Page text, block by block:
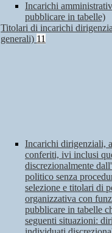
Incarichi
pubblicare in tabelle)
Titolari di incarichi
generali) 11
Incarichi dirigenziali,
conferiti, ivi inclusi
discrezionalmente
politico senza
selezione e titolari di
organizzativa con
pubblicare in tabelle
seguenti situazioni: